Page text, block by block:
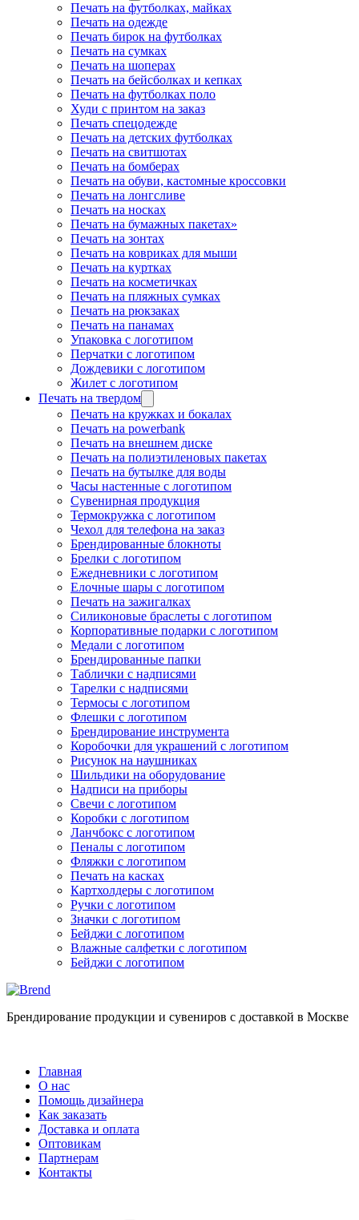
Печать на футболках, майках
Печать на одежде
Печать бирок на футболках
Печать на сумках
Печать на шоперах
Печать на бейсболках и кепках
Печать на футболках поло
Худи с принтом на заказ
Печать спецодежде
Печать на детских футболках
Печать на свитшотах
Печать на бомберах
Печать на обуви, кастомные кроссовки
Печать на лонгсливе
Печать на носках
Печать на бумажных пакетах»
Печать на зонтах
Печать на ковриках для мыши
Печать на куртках
Печать на косметичках
Печать на пляжных сумках
Печать на рюкзаках
Печать на панамах
Упаковка с логотипом
Перчатки с логотипом
Дождевики с логотипом
Жилет с логотипом
Печать на твердом
Печать на кружках и бокалах
Печать на powerbank
Печать на внешнем диске
Печать на полиэтиленовых пакетах
Печать на бутылке для воды
Часы настенные с логотипом
Сувенирная продукция
Термокружка с логотипом
Чехол для телефона на заказ
Брендированные блокноты
Брелки с логотипом
Ежедневники с логотипом
Елочные шары с логотипом
Печать на зажигалках
Силиконовые браслеты с логотипом
Корпоративные подарки с логотипом
Медали с логотипом
Брендированные папки
Таблички с надписями
Тарелки с надписями
Термосы с логотипом
Флешки с логотипом
Брендирование инструмента
Коробочки для украшений с логотипом
Рисунок на наушниках
Шильдики на оборудование
Надписи на приборы
Свечи с логотипом
Коробки с логотипом
Ланчбокс с логотипом
Пеналы с логотипом
Фляжки с логотипом
Печать на касках
Картхолдеры с логотипом
Ручки с логотипом
Значки с логотипом
Бейджи с логотипом
Влажные салфетки с логотипом
Бейджи с логотипом
Брендирование продукции и сувениров с доставкой в Москве
Главная
О нас
Помощь дизайнера
Как заказать
Доставка и оплата
Оптовикам
Партнерам
Контакты